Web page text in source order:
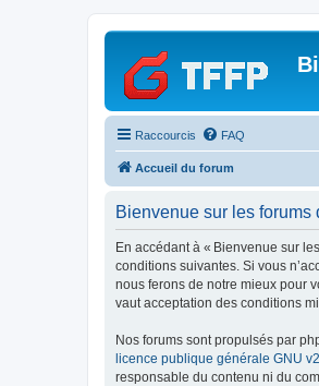
Raccourcis FAQ
Accueil du forum
Bienvenue sur les forums
En accédant à « Bienvenue sur
conditions suivantes. Si vous
nous ferons de notre mieux pour
vaut acceptation des conditions
Nos forums sont propulsés par
licence publique générale GNU v2
responsable du contenu ni du